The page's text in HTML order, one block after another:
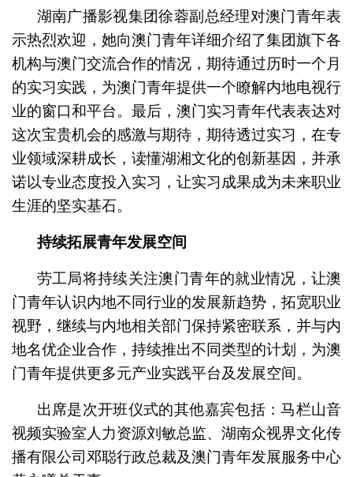
湖南广播影视集团徐蓉副总经理对澳门青年表
示热烈欢迎，她向澳门青年详细介绍了集团旗下各
机构与澳门交流合作的情况，期待通过历时一个月
的实习实践，为澳门青年提供一个瞭解内地电视行
业的窗口和平台。最后，澳门实习青年代表表达对
这次宝贵机会的感激与期待，期待透过实习，在专
业领域深耕成长，读懂湖湘文化的创新基因，并承
诺以专业态度投入实习，让实习成果成为未来职业
生涯的坚实基石。
持续拓展青年发展空间
劳工局将持续关注澳门青年的就业情况，让澳
门青年认识内地不同行业的发展新趋势，拓宽职业
视野，继续与内地相关部门保持紧密联系，并与内
地名优企业合作，持续推出不同类型的计划，为澳
门青年提供更多元产业实践平台及发展空间。
出席是次开班仪式的其他嘉宾包括：马栏山音
视频实验室人力资源刘敏总监、湖南众视界文化传
播有限公司邓聪行政总裁及澳门青年发展服务中心